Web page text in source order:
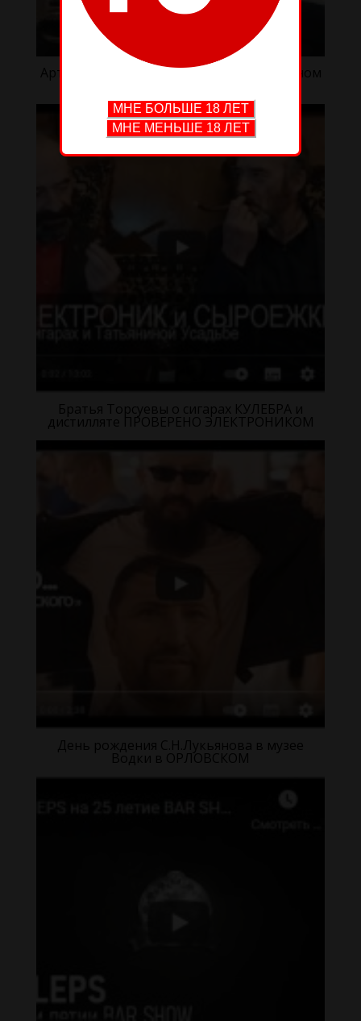
Артур Шиляев о сигарах Т-34 и подарочном
Братья Торсуевы о сигарах КУЛЕБРА и
дистилляте ПРОВЕРЕНО ЭЛЕКТРОНИКОМ
День рождения С.Н.Лукьянова в музее
Водки в ОРЛОВСКОМ